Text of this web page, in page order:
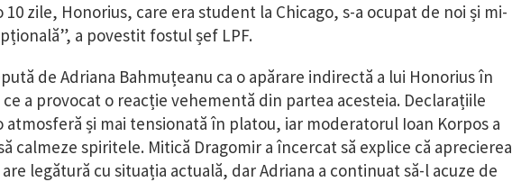
zile, Honorius, care era student la Chicago, s-a ocupat de noi și mi-
a povestit fostul șef LPF.
de Adriana Bahmuțeanu ca o apărare indirectă a lui Honorius în
a provocat o reacție vehementă din partea acesteia. Declarațiile
atmosferă și mai tensionată în platou, iar moderatorul Ioan Korpos a
calmeze spiritele. Mitică Dragomir a încercat să explice că aprecierea
legătură cu situația actuală, dar Adriana a continuat să-l acuze de